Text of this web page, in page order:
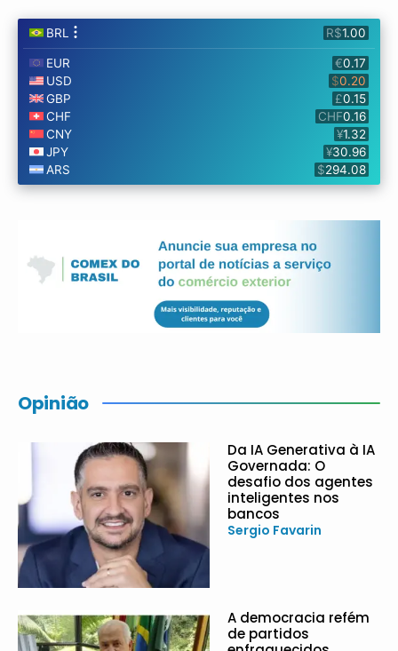
Opinião
Da IA Generativa à IA
Governada: O
desafio dos agentes
inteligentes nos
bancos
Sergio Favarin
A democracia refém
de partidos